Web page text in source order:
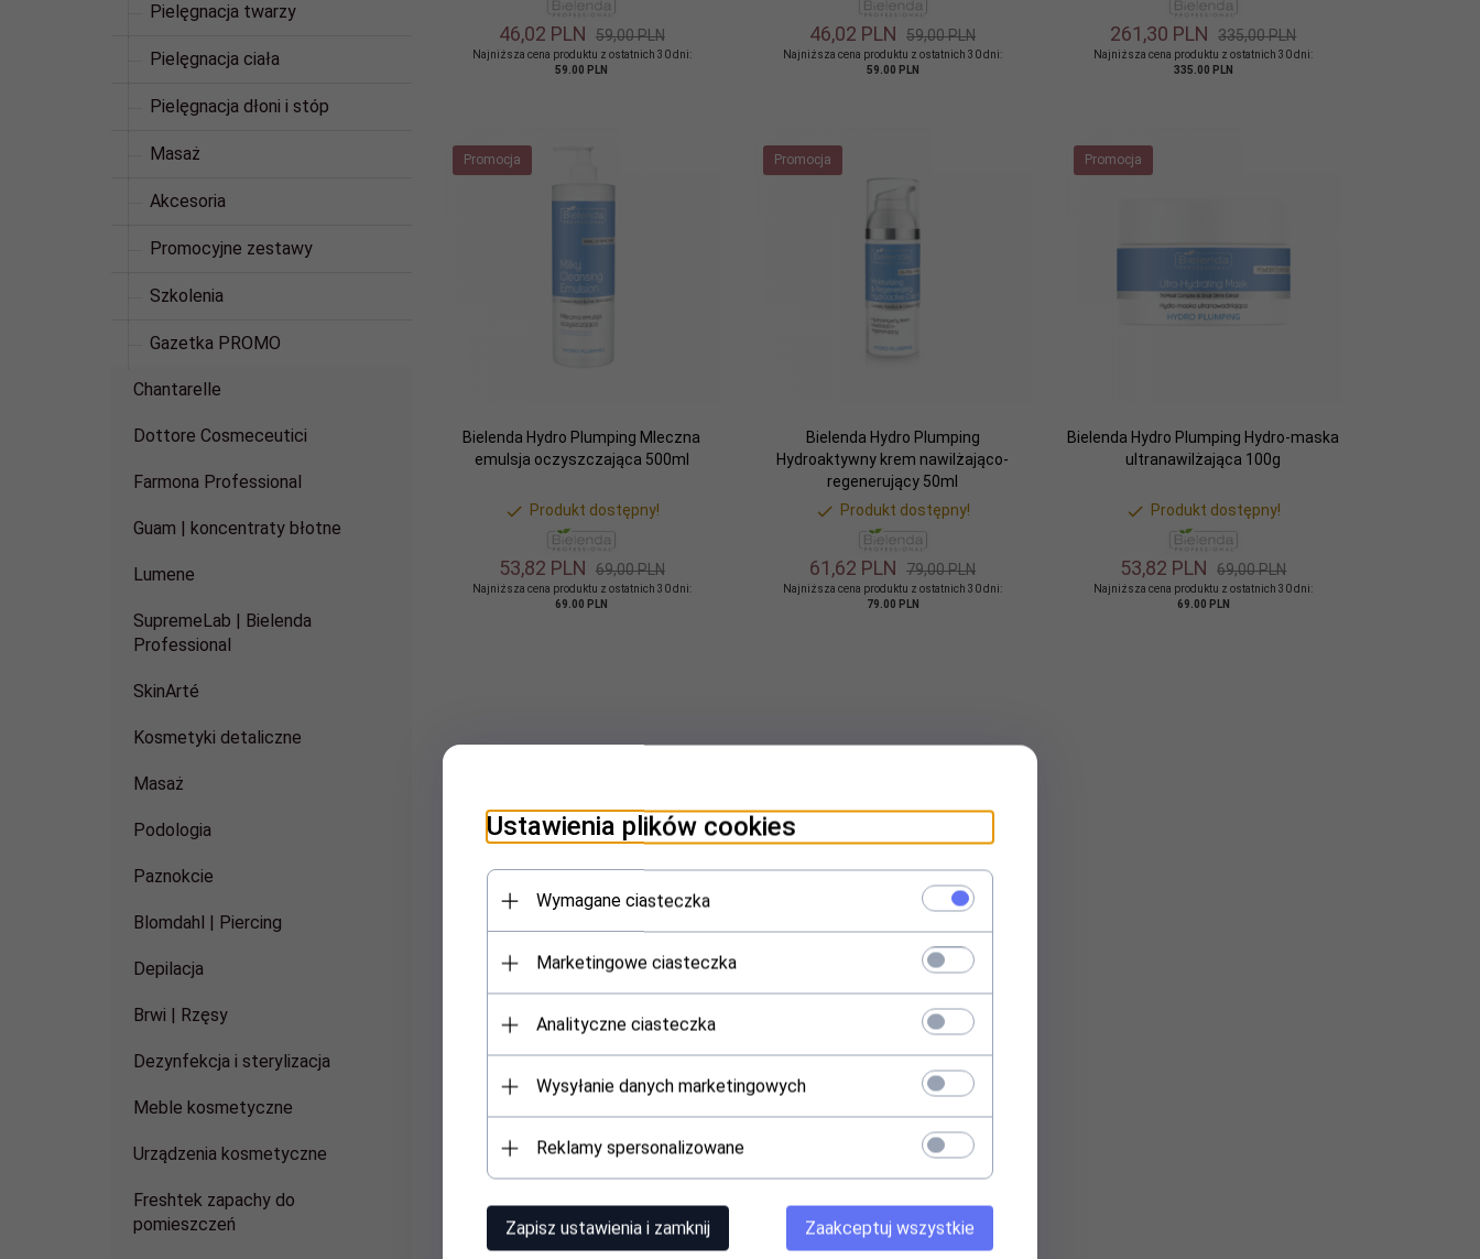
Pielęgnacja twarzy
Pielęgnacja ciała
Pielęgnacja dłoni i stóp
Masaż
Akcesoria
Promocyjne zestawy
Szkolenia
Gazetka PROMO
Chantarelle
Dottore Cosmeceutici
Farmona Professional
Guam | koncentraty błotne
Lumene
SupremeLab | Bielenda
Professional
SkinArté
Kosmetyki detaliczne
Masaż
Podologia
Paznokcie
Blomdahl | Piercing
Depilacja
Brwi | Rzęsy
Dezynfekcja i sterylizacja
Meble kosmetyczne
Urządzenia kosmetyczne
Freshtek zapachy do
pomieszczeń
46,02 PLN 59,00 PLN
Najniższa cena produktu z ostatnich 30 dni:
59.00 PLN
46,02 PLN 59,00 PLN
Najniższa cena produktu z ostatnich 30 dni:
59.00 PLN
261,30 PLN 335,00 PLN
Najniższa cena produktu z ostatnich 30 dni:
335.00 PLN
Promocja
Bielenda Hydro Plumping Mleczna
emulsja oczyszczająca 500ml
Produkt dostępny!
53,82 PLN 69,00 PLN
Najniższa cena produktu z ostatnich 30 dni:
69.00 PLN
Promocja
Bielenda Hydro Plumping
Hydroaktywny krem nawilżająco-
regenerujący 50ml
Produkt dostępny!
61,62 PLN 79,00 PLN
Najniższa cena produktu z ostatnich 30 dni:
79.00 PLN
Promocja
Bielenda Hydro Plumping Hydro-maska
ultranawilżająca 100g
Produkt dostępny!
53,82 PLN 69,00 PLN
Najniższa cena produktu z ostatnich 30 dni:
69.00 PLN
Ustawienia plików cookies
Wymagane ciasteczka
Marketingowe ciasteczka
Analityczne ciasteczka
Wysyłanie danych marketingowych
Reklamy spersonalizowane
Zapisz ustawienia i zamknij Zaakceptuj wszystkie